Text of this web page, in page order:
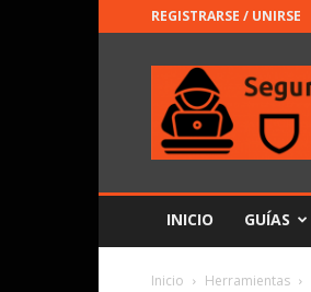
REGISTRARSE / UNIRSE
INICIO GUÍAS
Inicio Herramientas